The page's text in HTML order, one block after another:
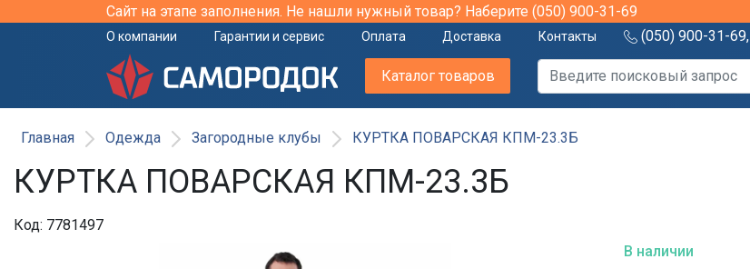
Сайт на этапе заполнения. Не нашли нужный товар? Наберите (050) 900-31-69
О компании Гарантии и сервис Оплата Доставка Контакты (050) 900-31-69,
Каталог товаров
Главная Одежда Загородные клубы КУРТКА ПОВАРСКАЯ КПМ-23.3Б
КУРТКА ПОВАРСКАЯ КПМ-23.3Б
Код: 7781497
В наличии